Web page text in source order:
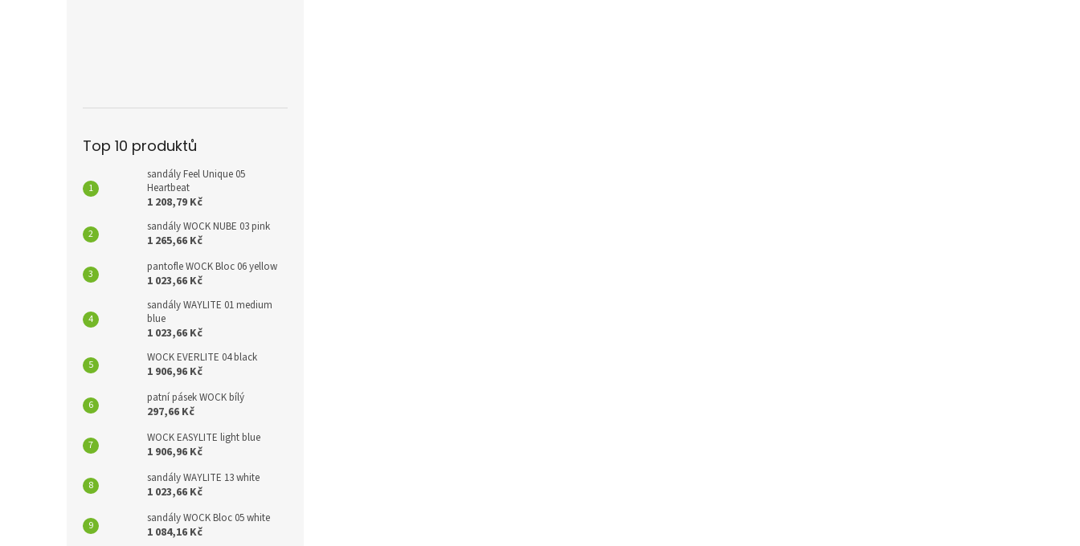
Top 10 produktů
sandály Feel Unique 05
Heartbeat
1 208,79 Kč
sandály WOCK NUBE 03 pink
1 265,66 Kč
pantofle WOCK Bloc 06 yellow
1 023,66 Kč
sandály WAYLITE 01 medium
blue
1 023,66 Kč
WOCK EVERLITE 04 black
1 906,96 Kč
patní pásek WOCK bílý
297,66 Kč
WOCK EASYLITE light blue
1 906,96 Kč
sandály WAYLITE 13 white
1 023,66 Kč
sandály WOCK Bloc 05 white
1 084,16 Kč